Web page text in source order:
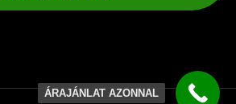
ÁRAJÁNLAT AZONNAL